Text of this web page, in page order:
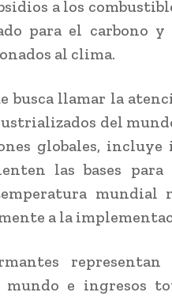
a los
para el carbono
al clima.
busca llamar la
del
globales,
las bases
mundial
a la
mundo e ingresos